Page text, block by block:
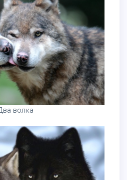
волка